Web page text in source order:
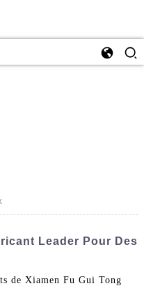
Leader Pour Des
de Xiamen Fu Gui Tong